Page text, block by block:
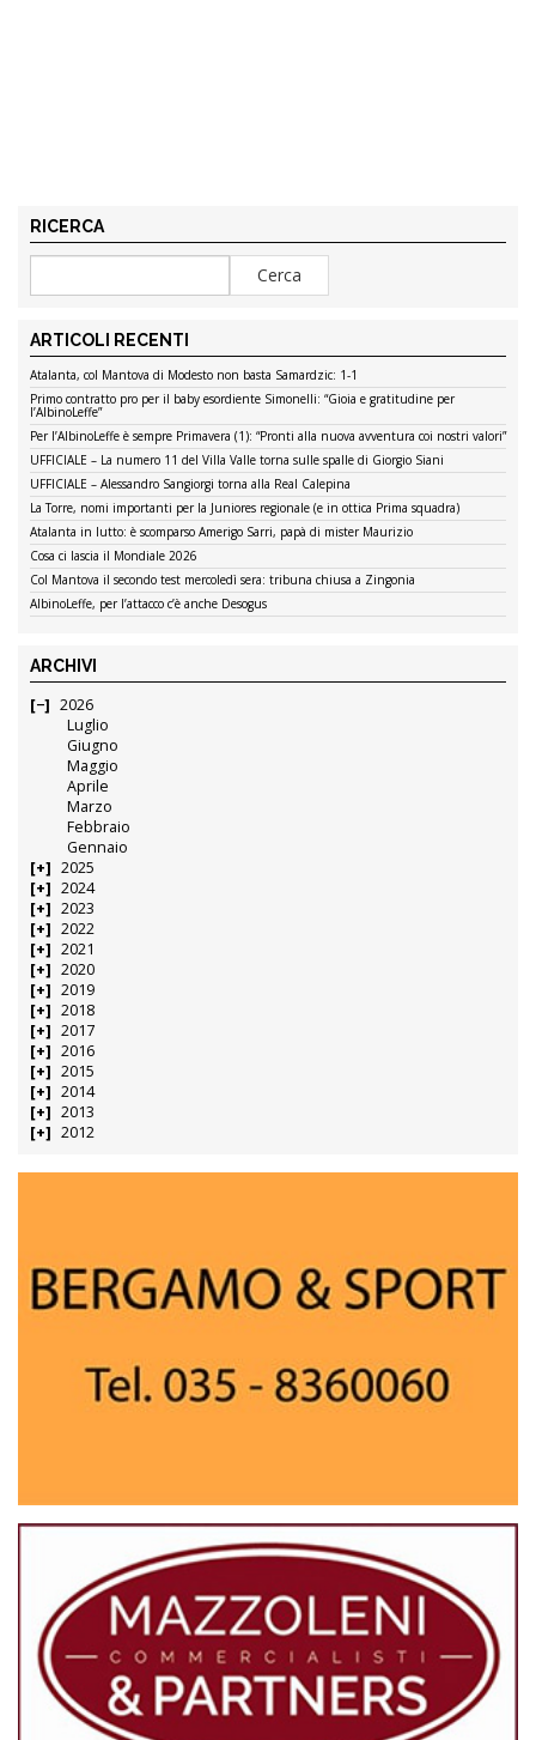
RICERCA
ARTICOLI RECENTI
Atalanta, col Mantova di Modesto non basta Samardzic: 1-1
Primo contratto pro per il baby esordiente Simonelli: “Gioia e gratitudine per
l’AlbinoLeffe”
Per l’AlbinoLeffe è sempre Primavera (1): “Pronti alla nuova avventura coi nostri valori”
UFFICIALE – La numero 11 del Villa Valle torna sulle spalle di Giorgio Siani
UFFICIALE – Alessandro Sangiorgi torna alla Real Calepina
La Torre, nomi importanti per la Juniores regionale (e in ottica Prima squadra)
Atalanta in lutto: è scomparso Amerigo Sarri, papà di mister Maurizio
Cosa ci lascia il Mondiale 2026
Col Mantova il secondo test mercoledì sera: tribuna chiusa a Zingonia
AlbinoLeffe, per l’attacco c’è anche Desogus
ARCHIVI
2026
Luglio
Giugno
Maggio
Aprile
Marzo
Febbraio
Gennaio
2025
2024
2023
2022
2021
2020
2019
2018
2017
2016
2015
2014
2013
2012